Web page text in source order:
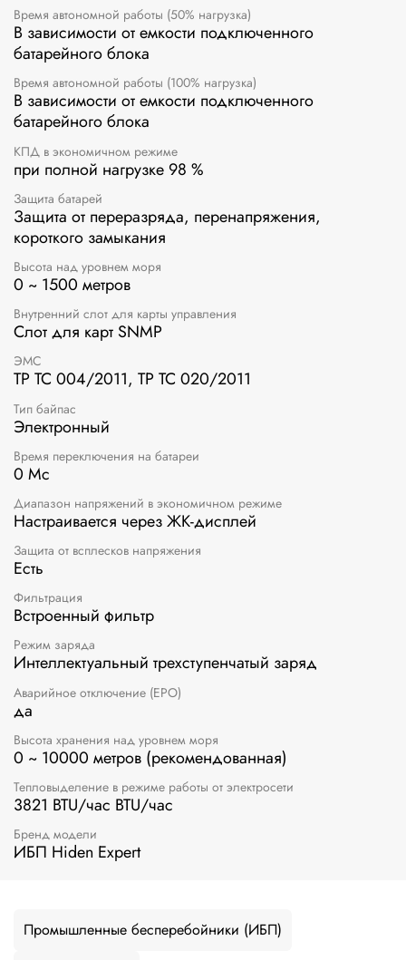
Время автономной работы (50% нагрузка)
В зависимости от емкости подключенного
батарейного блока
Время автономной работы (100% нагрузка)
В зависимости от емкости подключенного
батарейного блока
КПД в экономичном режиме
при полной нагрузке 98 %
Защита батарей
Защита от переразряда, перенапряжения,
короткого замыкания
Высота над уровнем моря
0 ~ 1500 метров
Внутренний слот для карты управления
Слот для карт SNMP
ЭМС
ТР ТС 004/2011, ТР ТС 020/2011
Тип байпас
Электронный
Время переключения на батареи
0 Мс
Диапазон напряжений в экономичном режиме
Настраивается через ЖК-дисплей
Защита от всплесков напряжения
Есть
Фильтрация
Встроенный фильтр
Режим заряда
Интеллектуальный трехступенчатый заряд
Аварийное отключение (EPO)
да
Высота хранения над уровнем моря
0 ~ 10000 метров (рекомендованная)
Тепловыделение в режиме работы от электросети
3821 BTU/час BTU/час
Бренд модели
ИБП Hiden Expert
Промышленные бесперебойники (ИБП)